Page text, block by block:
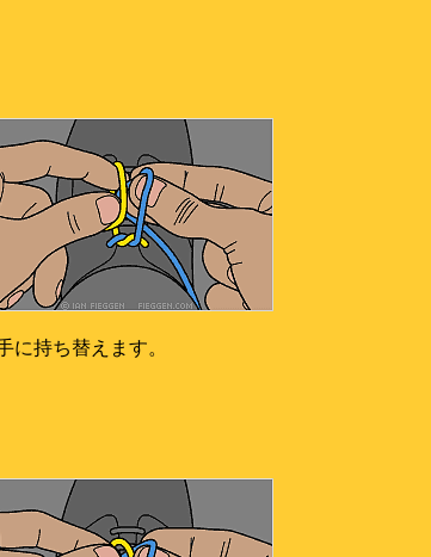
に持ち替えます。